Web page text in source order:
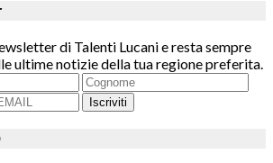
di Talenti Lucani e resta sempre
ultime notizie della tua regione preferita.
Iscriviti